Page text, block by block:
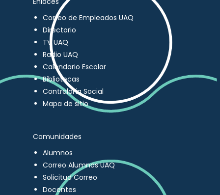
Correo de Empleados UAQ
Directorio
TV UAQ
Radio UAQ
Calendario Escolar
Bibliotecas
Contraloría Social
Mapa de sitio
Comunidades
Alumnos
Correo Alumnos UAQ
Solicitud Correo
Docentes